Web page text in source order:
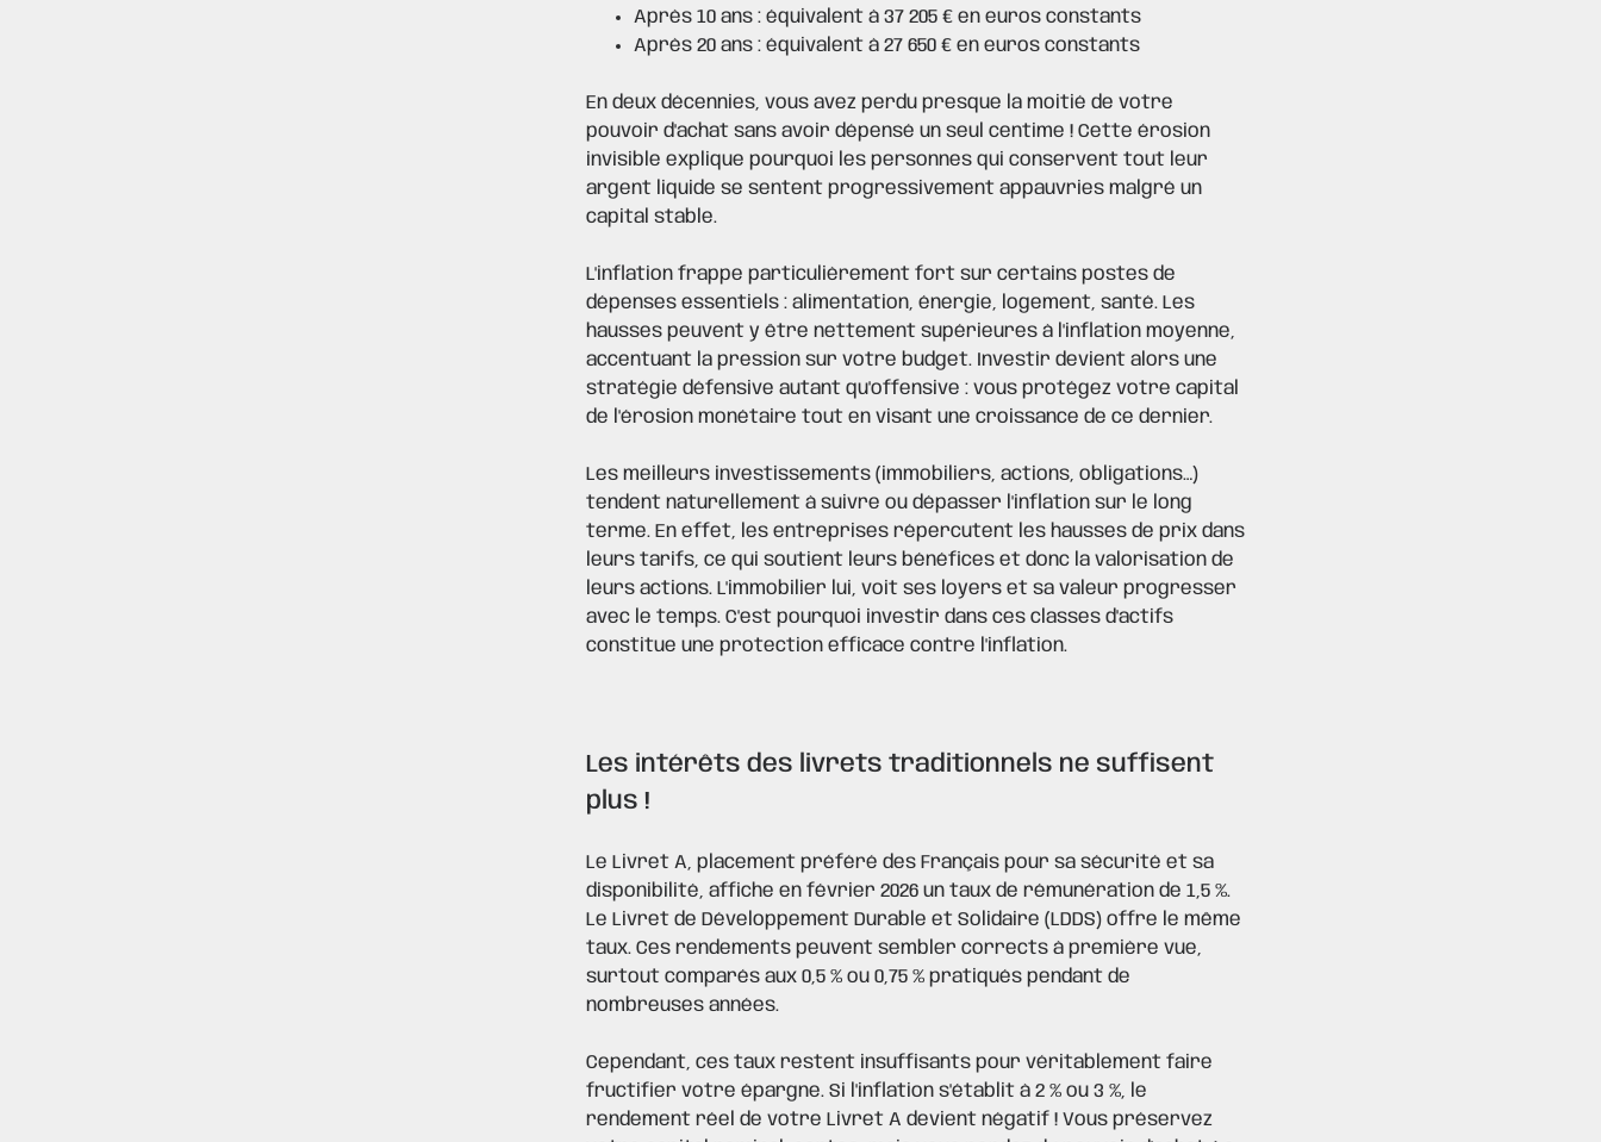
Après 10 ans : équivalent à 37 205 € en euros constants
Après 20 ans : équivalent à 27 650 € en euros constants
En deux décennies, vous avez perdu presque la moitié de votre
pouvoir d'achat sans avoir dépensé un seul centime ! Cette érosion
invisible explique pourquoi les personnes qui conservent tout leur
argent liquide se sentent progressivement appauvries malgré un
capital stable.
L'inflation frappe particulièrement fort sur certains postes de
dépenses essentiels : alimentation, énergie, logement, santé. Les
hausses peuvent y être nettement supérieures à l'inflation moyenne,
accentuant la pression sur votre budget. Investir devient alors une
stratégie défensive autant qu'offensive : vous protégez votre capital
de l'érosion monétaire tout en visant une croissance de ce dernier.
Les meilleurs investissements (immobiliers, actions, obligations…)
tendent naturellement à suivre ou dépasser l'inflation sur le long
terme. En effet, les entreprises répercutent les hausses de prix dans
leurs tarifs, ce qui soutient leurs bénéfices et donc la valorisation de
leurs actions. L'immobilier lui, voit ses loyers et sa valeur progresser
avec le temps. C'est pourquoi investir dans ces classes d'actifs
constitue une protection efficace contre l'inflation.
Les intérêts des livrets traditionnels ne suffisent
plus !
Le Livret A, placement préféré des Français pour sa sécurité et sa
disponibilité, affiche en février 2026 un taux de rémunération de 1,5 %.
Le Livret de Développement Durable et Solidaire (LDDS) offre le même
taux. Ces rendements peuvent sembler corrects à première vue,
surtout comparés aux 0,5 % ou 0,75 % pratiqués pendant de
nombreuses années.
Cependant, ces taux restent insuffisants pour véritablement faire
fructifier votre épargne. Si l'inflation s'établit à 2 % ou 3 %, le
rendement réel de votre Livret A devient négatif ! Vous préservez